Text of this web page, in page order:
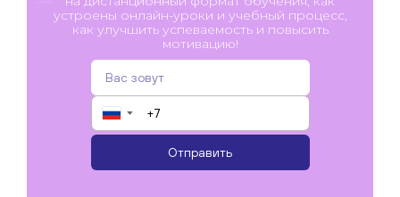
устроены онлайн-уроки и учебный процесс,
как улучшить успеваемость и повысить
мотивацию!
▼
Отправить